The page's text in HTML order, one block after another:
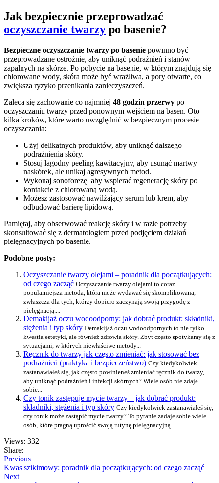
Jak bezpiecznie przeprowadzać
oczyszczanie twarzy po basenie?
Bezpieczne oczyszczanie twarzy po basenie powinno być
przeprowadzane ostrożnie, aby uniknąć podrażnień i stanów
zapalnych na skórze. Po pobycie na basenie, w którym znajdują się
chlorowane wody, skóra może być wrażliwa, a pory otwarte, co
zwiększa ryzyko przenikania zanieczyszczeń.
Zaleca się zachowanie co najmniej 48 godzin przerwy po
oczyszczaniu twarzy przed ponownym wejściem na basen. Oto
kilka kroków, które warto uwzględnić w bezpiecznym procesie
oczyszczania:
Użyj delikatnych produktów, aby uniknąć dalszego
podrażnienia skóry.
Stosuj łagodny peeling kawitacyjny, aby usunąć martwy
naskórek, ale unikaj agresywnych metod.
Wykonaj sonoforezę, aby wspierać regenerację skóry po
kontakcie z chlorowaną wodą.
Możesz zastosować nawilżający serum lub krem, aby
odbudować barierę lipidową.
Pamiętaj, aby obserwować reakcję skóry i w razie potrzeby
skonsultować się z dermatologiem przed podjęciem działań
pielęgnacyjnych po basenie.
Podobne posty:
Oczyszczanie twarzy olejami – poradnik dla początkujących:
od czego zacząć Oczyszczanie twarzy olejami to coraz
popularniejsza metoda, która może wydawać się skomplikowana,
zwłaszcza dla tych, którzy dopiero zaczynają swoją przygodę z
pielęgnacją....
Demakijaż oczu wodoodporny: jak dobrać produkt: składniki,
stężenia i typ skóry Demakijaż oczu wodoodpornych to nie tylko
kwestia estetyki, ale również zdrowia skóry. Zbyt często spotykamy się z
sytuacjami, w których niewłaściwe metody...
Ręcznik do twarzy jak często zmieniać: jak stosować bez
podrażnień (praktyka i bezpieczeństwo) Czy kiedykolwiek
zastanawiałeś się, jak często powinieneś zmieniać ręcznik do twarzy,
aby uniknąć podrażnień i infekcji skórnych? Wiele osób nie zdaje
sobie...
Czy tonik zastępuje mycie twarzy – jak dobrać produkt:
składniki, stężenia i typ skóry Czy kiedykolwiek zastanawiałeś się,
czy tonik może zastąpić mycie twarzy? To pytanie zadaje sobie wiele
osób, które pragną uprościć swoją rutynę pielęgnacyjną....
Views: 332
Share:
Previous
Kwas szikimowy: poradnik dla początkujących: od czego zacząć
Next